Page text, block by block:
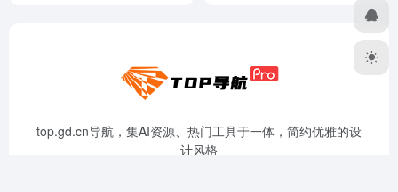
top.gd.cn导航，集AI资源、热门工具于一体，简约优雅的设
计风格